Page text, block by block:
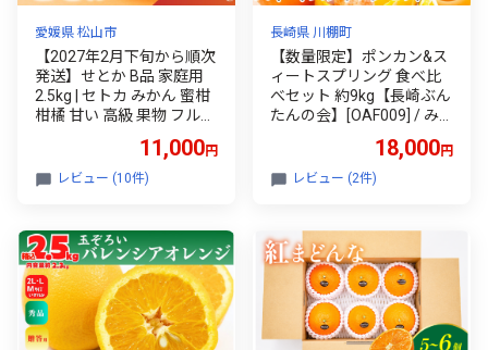
愛媛県 松山市
【2027年2月下旬から順次
発送】せとか B品 家庭用
2.5kg | セトカ みかん 蜜柑
柑橘 甘い 高級 果物 フルー
柑橘（ 紅まどんな せとか
甘平 ） 愛媛 松山
11,000円
レビュー (10件)
長崎県 川棚町
【数量限定】ポンカン&ス
ィートスプリング 食べ比
べセット 約9kg【長崎ぶん
たんの会】[OAF009] / み
果物 フルーツ 蜜柑 みかん
ポンカン 椪柑 スイートス
18,000円
レビュー (2件)